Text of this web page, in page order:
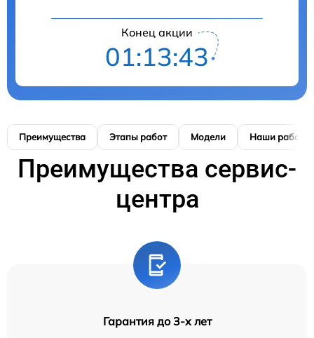
Конец акции
01:13:42
Преимущества Этапы работ Модели Наши работы
Преимущества сервис-
центра
Гарантия до 3-х лет